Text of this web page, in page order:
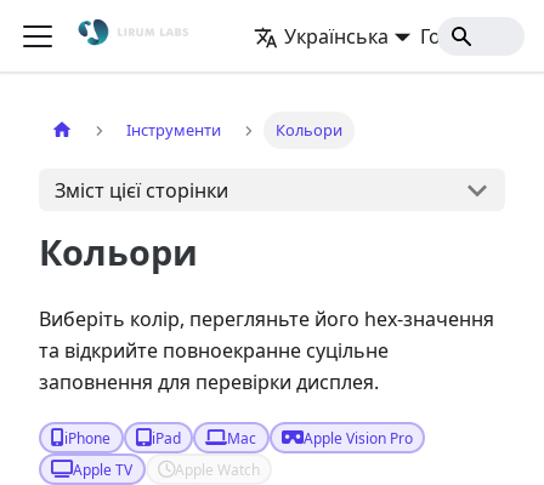
Українська Головна
Інструменти Кольори
Зміст цієї сторінки
Кольори
Виберіть колір, перегляньте його hex-значення
та відкрийте повноекранне суцільне
заповнення для перевірки дисплея.
iPhone iPad Mac
Apple Vision Pro
Apple TV
Apple Watch